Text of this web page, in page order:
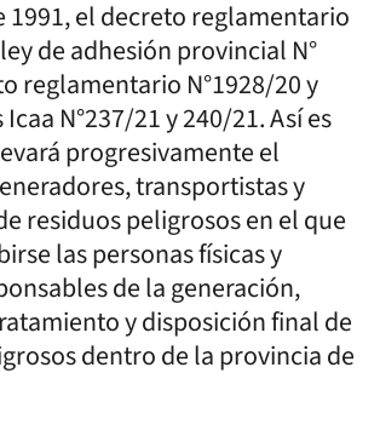
1991, el decreto reglamentario
de adhesión provincial N°
reglamentario N°1928/20 y
N°237/21 y 240/21. Así es
progresivamente el
transportistas y
residuos peligrosos en el que
las personas físicas y
de la generación,
y disposición final de
dentro de la provincia de